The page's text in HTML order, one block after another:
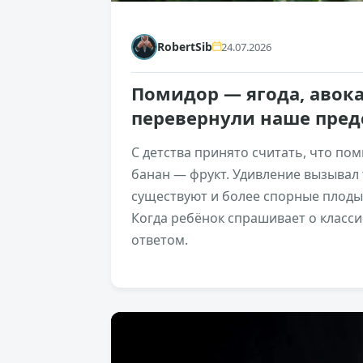
RobertSib 24.07.2026
Помидор — ягода,
перевернули наше
С детства принято считать, что
банан — фрукт. Удивление
существуют и более спорные
Когда ребёнок спрашивает о
ответом.